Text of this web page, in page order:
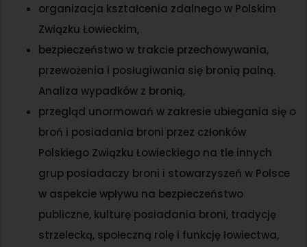
organizacja kształcenia zdalnego w Polskim
Związku Łowieckim,
bezpieczeństwo w trakcie przechowywania,
przewożenia i posługiwania się bronią palną.
Analiza wypadków z bronią,
przegląd unormowań w zakresie ubiegania się o
broń i posiadania broni przez członków
Polskiego Związku Łowieckiego na tle innych
grup posiadaczy broni i stowarzyszeń w Polsce
w aspekcie wpływu na bezpieczeństwo
publiczne, kulturę posiadania broni, tradycję
strzelecką, społeczną rolę i funkcję łowiectwa,